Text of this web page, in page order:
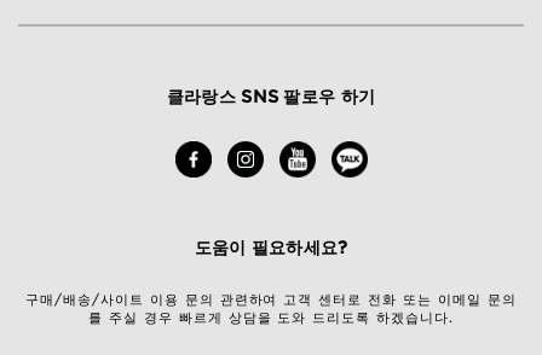
클라랑스 SNS 팔로우 하기
도움이 필요하세요?
구매/배송/사이트 이용 문의 관련하여 고객 센터로 전화 또는 이메일 문의
를 주실 경우 빠르게 상담을 도와 드리도록 하겠습니다.